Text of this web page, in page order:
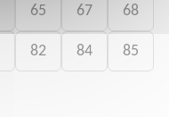
65 67 68
82 84 85